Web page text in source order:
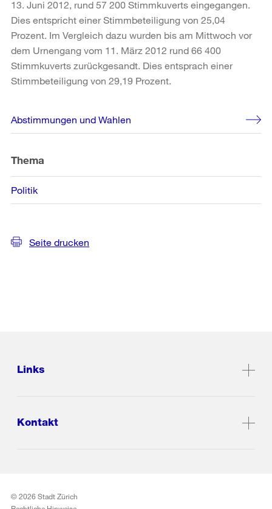
13. Juni 2012, rund 57 200 Stimmkuverts eingegangen.
Dies entspricht einer Stimmbeteiligung von 25,04
Prozent. Im Vergleich dazu wurden bis am Mittwoch vor
dem Urnengang vom 11. März 2012 rund 66 400
Stimmkuverts zurückgesandt. Dies entsprach einer
Stimmbeteiligung von 29,19 Prozent.
Weitere
Informationen
Abstimmungen und Wahlen
Thema
Politik
Seite drucken
Links
Kontakt
© 2026 Stadt Zürich